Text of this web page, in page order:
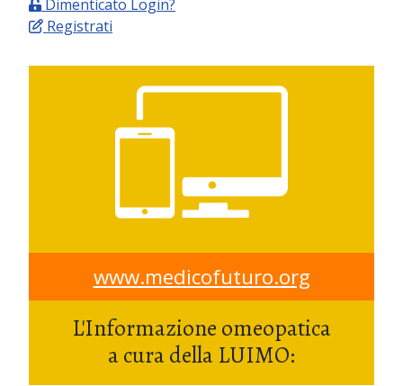
Dimenticato Login?
Registrati
www.medicofuturo.org
L'Informazione omeopatica
a cura della LUIMO: